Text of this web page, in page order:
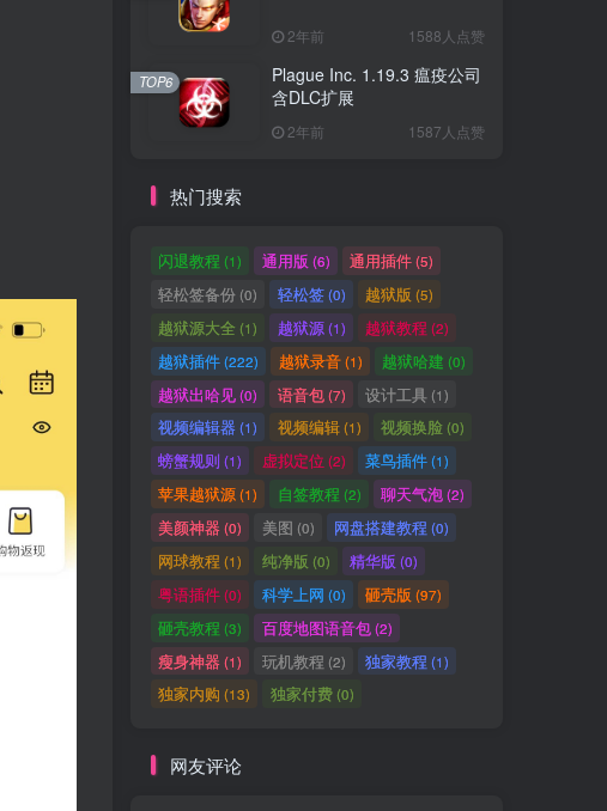
2年前 1588人点赞
Plague Inc. 1.19.3 瘟疫公司
含DLC扩展
2年前 1587人点赞
TOP6
热门搜索
闪退教程 (1) 通用版 (6) 通用插件(5)
轻松签备份 (0) 轻松签(0) 越狱版 (5)
越狱源大全 (1) 越狱源(1) 越狱教程 (2)
越狱插件(222) 越狱录音(1) 越狱哈建 (0)
越狱出哈见(0) 语音包(7) 设计工具(1)
视频编辑器(1) 视频编辑(1) 视频换脸(0)
螃蟹规则(1) 虚拟定位 (2) 菜鸟插件(1)
苹果越狱源(1) 自签教程 (2) 聊天气泡(2)
美颜神器(0) 美图 (0) 网盘搭建教程 (0)
网球教程 (1) 纯净版 (0) 精华版 (0)
粤语插件(0) 科学上网 (0) 砸壳版 (97)
砸壳教程 (3) 百度地图语音包(2)
瘦身神器(1) 玩机教程 (2) 独家教程 (1)
独家内购 (13) 独家付费(0)
网友评论